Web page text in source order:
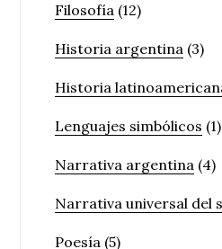
Filosofía (12)
Historia argentina (3)
Historia
Lenguajes simbólicos (1)
Narrativa argentina (4)
Narrativa universal del
Poesía (5)